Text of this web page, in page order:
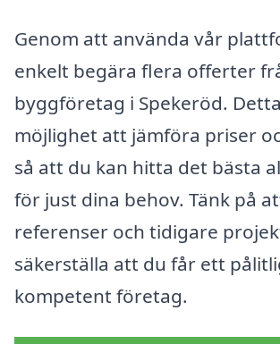
Genom att använda vår
enkelt begära flera offerter
byggföretag i Spekeröd.
möjlighet att jämföra priser
så att du kan hitta det bästa
för just dina behov. Tänk på
referenser och tidigare
säkerställa att du får ett
kompetent företag.